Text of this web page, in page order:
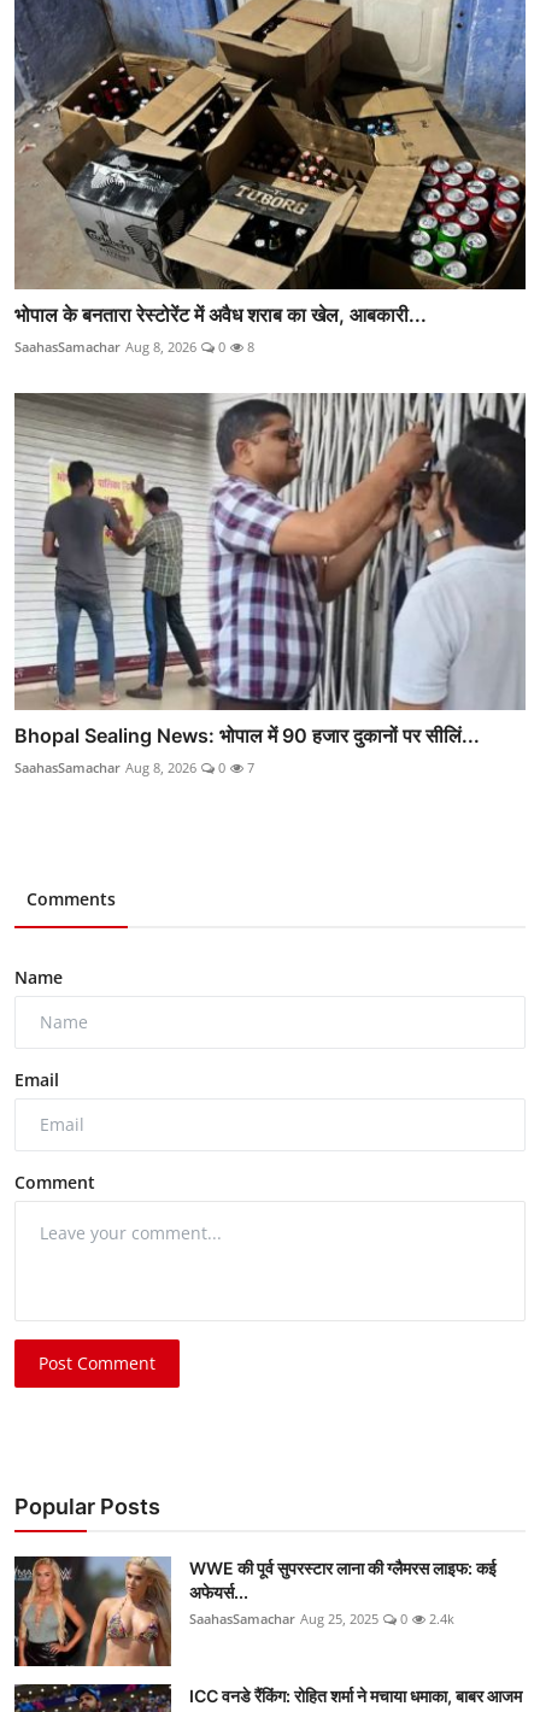
भोपाल के बनतारा रेस्टोरेंट में अवैध शराब का खेल, आबकारी...
SaahasSamachar Aug 8, 2026 0 8
Bhopal Sealing News: भोपाल में 90 हजार दुकानों पर सीलिं...
SaahasSamachar Aug 8, 2026 0 7
Comments
Name
Email
Comment
Post Comment
Popular Posts
WWE की पूर्व सुपरस्टार लाना की ग्लैमरस लाइफ: कई
अफेयर्स...
SaahasSamachar Aug 25, 2025 0 2.4k
ICC वनडे रैंकिंग: रोहित शर्मा ने मचाया धमाका, बाबर आजम